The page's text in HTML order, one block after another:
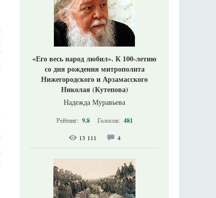
«Его весь народ любил». К 100-летию
со дня рождения митрополита
Нижегородского и Арзамасского
Николая (Кутепова)
Надежда Муравьева
Рейтинг: 9.8 Голосов: 481
13 111 4